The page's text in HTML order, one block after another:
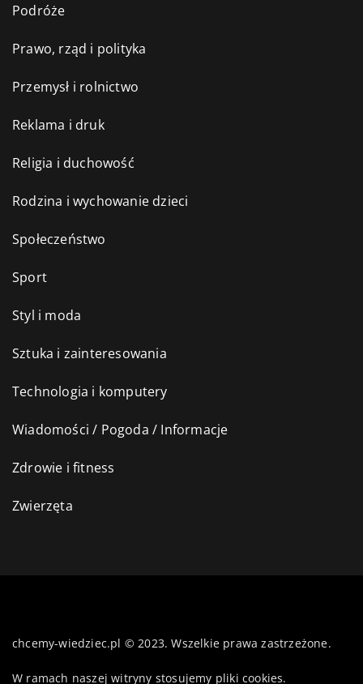
Podróże
Prawo, rząd i polityka
Przemysł i rolnictwo
Reklama i druk
Religia i duchowość
Rodzina i wychowanie dzieci
Społeczeństwo
Sport
Styl i moda
Sztuka i zainteresowania
Technologia i komputery
Wiadomości / Pogoda / Informacje
Zdrowie i fitness
Zwierzęta
chcemy-wiedziec.pl © 2023. Wszelkie prawa zastrzeżone.
W ramach naszej witryny stosujemy pliki cookies.